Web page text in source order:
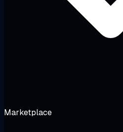
Marketplace